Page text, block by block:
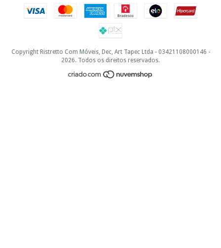
Copyright Ristretto Com Móveis, Dec, Art Tapec Ltda - 03421108000146 -
2026. Todos os direitos reservados.